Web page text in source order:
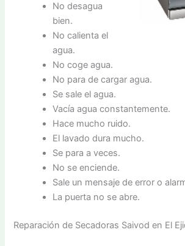
No desagua
bien.
No calienta el
agua.
No coge agua.
No para de cargar agua.
Se sale el agua.
Vacía agua constantemente.
Hace mucho ruido.
El lavado dura mucho.
Se para a veces.
No se enciende.
Sale un mensaje de error o
La puerta no se abre.
Reparación de Secadoras Saivod en El